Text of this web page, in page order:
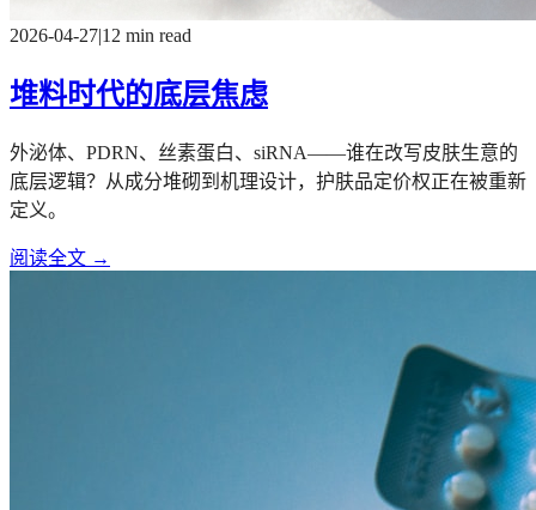
2026-04-27|12 min read
堆料时代的底层焦虑
外泌体、PDRN、丝素蛋白、siRNA——谁在改写皮肤生意的
底层逻辑？从成分堆砌到机理设计，护肤品定价权正在被重新
定义。
阅读全文 →